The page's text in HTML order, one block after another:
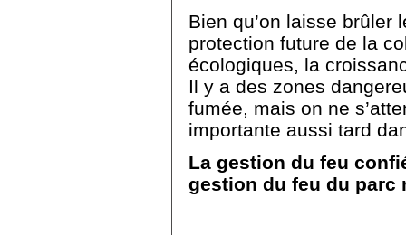
Bien qu’on laisse brûler
protection future de la
écologiques, la
Il y a des zones
fumée, mais on ne
importante aussi tard
La gestion du feu
gestion du feu du parc